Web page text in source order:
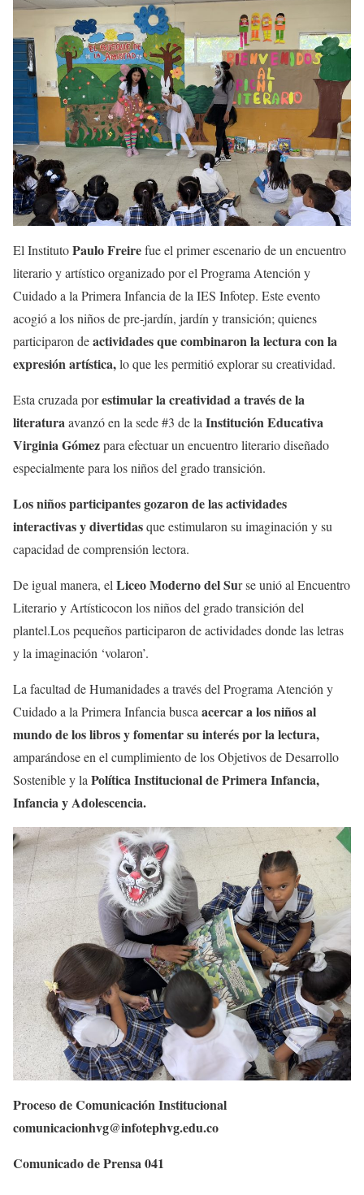
El InstitutoPaulo Freirefue el primer escenario de un encuentro
literario y artístico organizado por el Programa Atención y
Cuidado a la Primera Infancia de la IES Infotep. Este evento
acogió a los niños de pre-jardín, jardín y transición; quienes
participaron deactividades que combinaron la lectura con la
expresión artística,lo que les permitió explorar su creatividad.
Esta cruzada porestimular la creatividad a través de la
literaturaavanzó en la sede #3 de la Institución Educativa
Virginia Gómezpara efectuar un encuentro literario diseñado
especialmente para los niños del grado transición.
Los niños participantes gozaron de las actividades
interactivas y divertidasque estimularon su imaginación y su
capacidad de comprensión lectora.
De igual manera, el Liceo Moderno del Sur se unió al Encuentro
Literario y Artísticocon los niños del grado transición del
plantel.Los pequeños participaron de actividades donde las letras
y la imaginación ‘volaron’.
La facultad de Humanidades a través del Programa Atención y
Cuidado a la Primera Infancia busca acercar a los niños al
mundo de los libros y fomentar su interés por la lectura,
amparándose en el cumplimiento de los Objetivos de Desarrollo
Sostenible y la Política Institucional de Primera Infancia,
Infancia y Adolescencia.
Proceso de Comunicación Institucional
comunicacionhvg@infotephvg.edu.co
Comunicado de Prensa 041